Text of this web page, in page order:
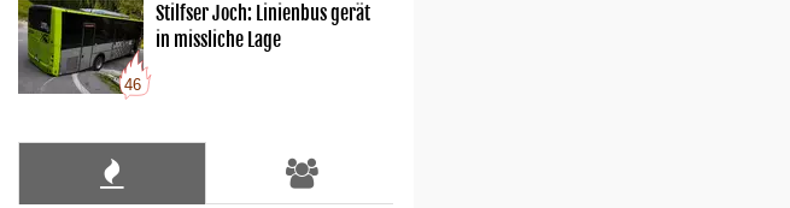
46
Stilfser Joch: Linienbus gerät
in missliche Lage